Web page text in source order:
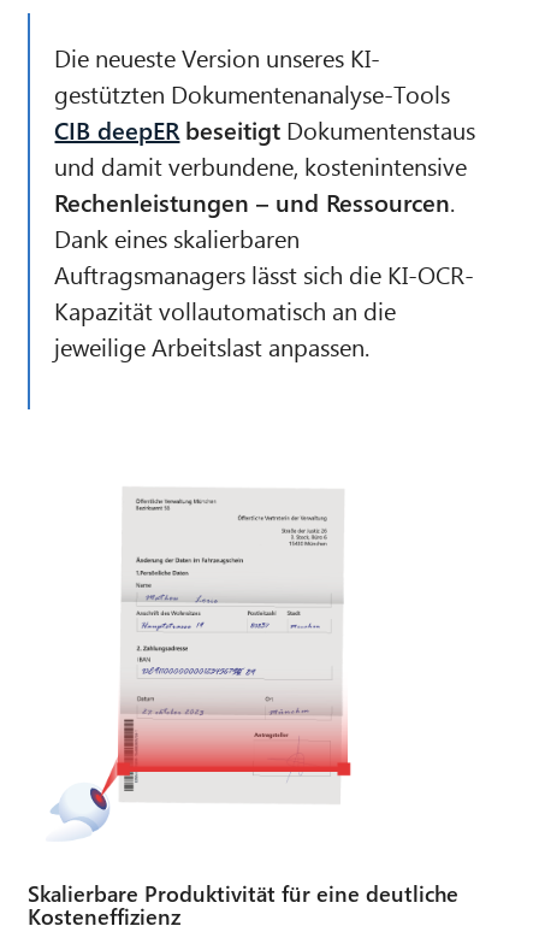
Die neueste Version unseres KI-
gestützten Dokumentenanalyse-Tools
CIB deepER beseitigt Dokumentenstaus
und damit verbundene, kostenintensive
Rechenleistungen – und Ressourcen
Dank eines skalierbaren
Auftragsmanagers lässt sich die KI-OCR-
Kapazität vollautomatisch an die
jeweilige Arbeitslast anpassen.
Skalierbare Produktivität für eine deutliche
Kosteneffizienz